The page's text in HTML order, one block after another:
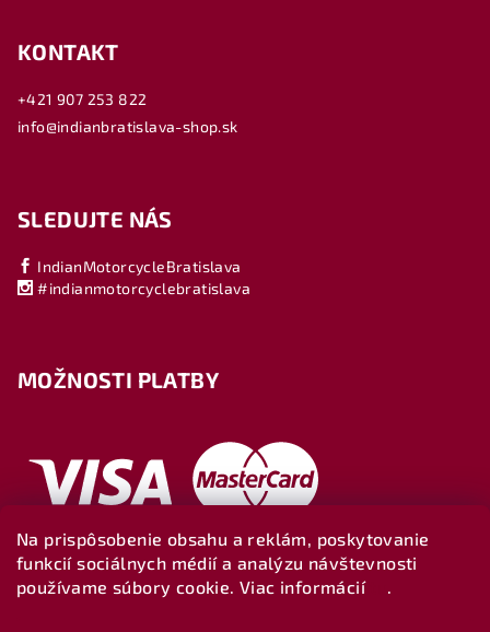
Na prispôsobenie obsahu a reklám, poskytovanie
funkcií sociálnych médií a analýzu návštevnosti
používame súbory cookie. Viac informácií
.
KONTAKT
+421 907 253 822
info@indianbratislava-shop.sk
SLEDUJTE NÁS
IndianMotorcycleBratislava
#indianmotorcyclebratislava
MOŽNOSTI PLATBY